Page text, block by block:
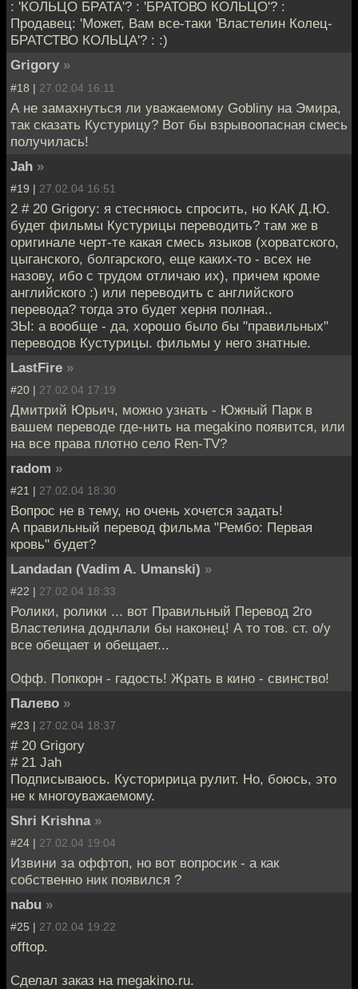
: 'КОЛЬЦО БРАТА'? : 'БРАТОВО КОЛЬЦО'? :
Продавец: 'Может, Вам все-таки 'Властелин Колец-
БРАТСТВО КОЛЬЦА'? : :)
Grigory »
#18 | 27.02.04 16:11
А не замахнуться ли уважаемому Goblinу на Эмира,
так сказать Кустурицу? Вот бы взрывоопасная смесь
получилась!
Jah »
#19 | 27.02.04 16:51
2 # 20 Grigory: я стесняюсь спросить, но КАК Д.Ю.
будет фильмы Кустурицы переводить? там же в
оригинале черт-те какая смесь языков (хорватского,
цыганского, болгарского, еще каких-то - всех не
назову, ибо с трудом отличаю их), причем кроме
английского :) или переводить с английского
перевода? тогда это будет херня полная..
ЗЫ: а вообще - да, хорошо было бы "правильных"
переводов Кустурицы. фильмы у него знатные.
LastFire »
#20 | 27.02.04 17:19
Дмитрий Юрьич, можно узнать - Южный Парк в
вашем переводе где-нить на megakino появится, или
на все права плотно село Ren-TV?
radom »
#21 | 27.02.04 18:30
Вопрос не в тему, но очень хочется задать!
А правильный перевод фильма "Рембо: Первая
кровь" будет?
Landadan (Vadim A. Umanski) »
#22 | 27.02.04 18:33
Ролики, ролики ... вот Правильный Перевод 2го
Властелина доднлали бы наконец! А то тов. ст. о/у
все обещает и обещает...
Офф. Попкорн - гадость! Жрать в кино - свинство!
Палево »
#23 | 27.02.04 18:37
# 20 Grigory
# 21 Jah
Подписываюсь. Кусторирица рулит. Но, боюсь, это
не к многоуважаемому.
Shri Krishna »
#24 | 27.02.04 19:04
Извини за оффтоп, но вот вопросик - а как
собственно ник появился ?
nabu »
#25 | 27.02.04 19:22
offtop.
Сделал заказ на megakino.ru.